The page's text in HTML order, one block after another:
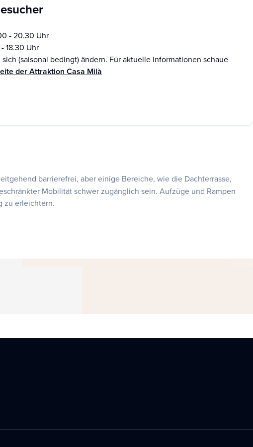
- 20.30 Uhr
18.30 Uhr
(saisonal bedingt) ändern. Für aktuelle Informationen schaue
der Attraktion Casa Milà
barrierefrei, aber einige Bereiche, wie die Dachterrasse,
Mobilität schwer zugänglich sein. Aufzüge und Rampen
zu erleichtern.